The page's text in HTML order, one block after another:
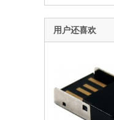
用户还喜欢